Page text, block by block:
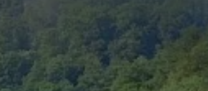
genießen
zu günstigen Preisen.